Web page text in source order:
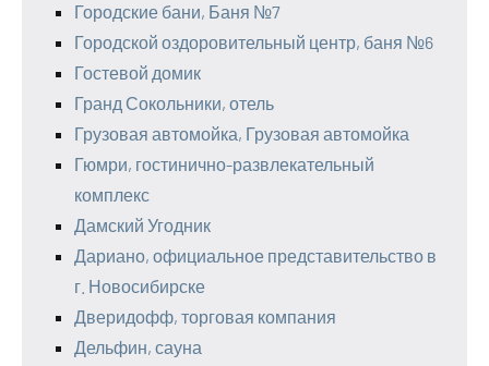
Городские бани, Баня №7
Городской оздоровительный центр, баня №6
Гостевой домик
Гранд Сокольники, отель
Грузовая автомойка, Грузовая автомойка
Гюмри, гостинично-развлекательный
комплекс
Дамский Угодник
Дариано, официальное представительство в
г. Новосибирске
Дверидофф, торговая компания
Дельфин, сауна